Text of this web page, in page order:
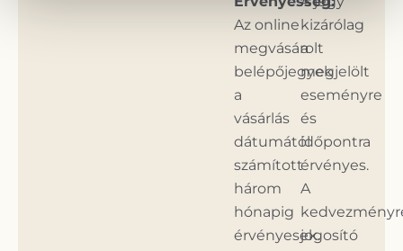
Az online
megvásárolt
belépőjegyek
a
vásárlás
dátumától
számított
három
hónapig
érvényesek.
kizárólag
a
megjelölt
eseményre
és
időpontra
érvényes.
A
jogosító